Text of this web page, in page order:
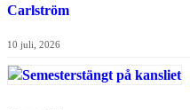
Carlström
10 juli, 2026